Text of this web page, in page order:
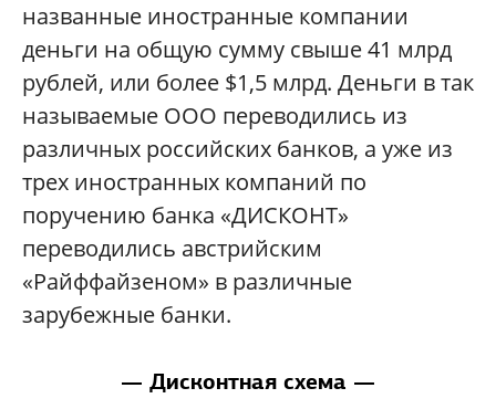
названные иностранные компании
деньги на общую сумму свыше 41 млрд
рублей, или более $1,5 млрд. Деньги в так
называемые ООО переводились из
различных российских банков, а уже из
трех иностранных компаний по
поручению банка «ДИСКОНТ»
переводились австрийским
«Райффайзеном» в различные
зарубежные банки.
— Дисконтная схема —